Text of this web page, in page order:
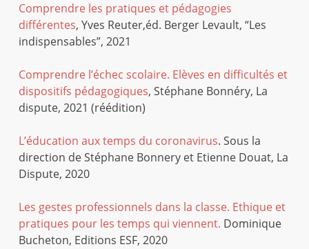
Comprendre les pratiques et pédagogies
différentes, Yves Reuter,éd. Berger Levault, “Les
indispensables”, 2021
Comprendre l’échec scolaire. Elèves en difficultés et
dispositifs pédagogiques, Stéphane Bonnéry, La
dispute, 2021 (réédition)
L’éducation aux temps du coronavirus. Sous la
direction de Stéphane Bonnery et Etienne Douat, La
Dispute, 2020
Les gestes professionnels dans la classe. Ethique et
pratiques pour les temps qui viennent. Dominique
Bucheton, Editions ESF, 2020